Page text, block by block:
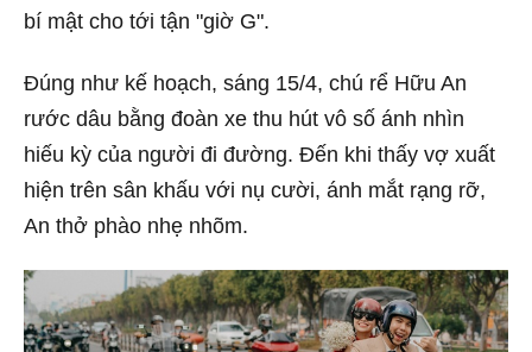
bí mật cho tới tận "giờ G".
Đúng như kế hoạch, sáng 15/4, chú rể Hữu An
rước dâu bằng đoàn xe thu hút vô số ánh nhìn
hiếu kỳ của người đi đường. Đến khi thấy vợ xuất
hiện trên sân khấu với nụ cười, ánh mắt rạng rỡ,
An thở phào nhẹ nhõm.